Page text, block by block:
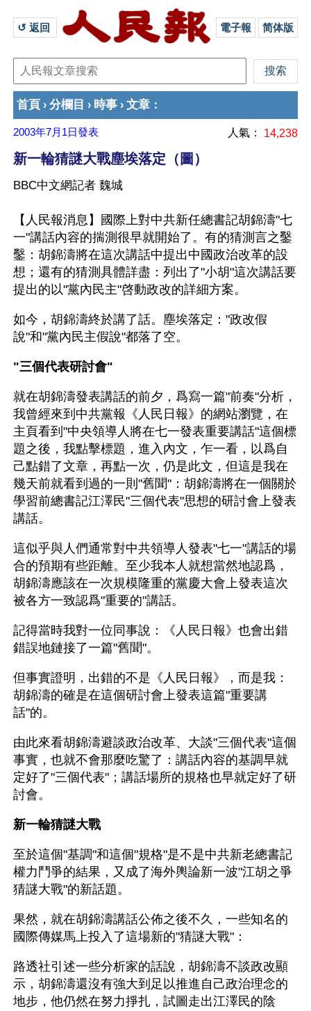
↺ 返回 電子報 简体版
首頁 › 分欄目 › 時事 › 文章 ：
2003年7月1日發表 人氣： 14,238
新一輪猜謎大戰塵埃落定（圖）
BBC中文網記者 魏城
【人民報消息】國際上對中共新任總書記胡錦濤"七
一"講話內容的揣測很早就開始了。有的猜測言之鑿
鑿：胡錦濤將在這次講話中提出中國政治改革的設
想；還有的猜測具體詳盡：列出了"小胡"這次講話要
提出的以"黨內民主"啓動政改的詳細方案。
如今，胡錦濤終於講了話。塵埃落定："政改假
說"和"黨內民主假說"都落了空。
"三個代表研討會"
就在胡錦濤發表講話的前夕，爲寫一篇"前奏"分析，
我曾經來到中共黨報《人民日報》的網站瀏覽，在
主頁看到"中央領導人將在七一發表重要講話"這個標
題之後，我點擊標題，進入內文，乍一看，以爲自
己點錯了文章，再點一次，仍是此文，但這是我在
幾天前就看到過的一則"舊聞"：胡錦濤將在一個關於
學習前總書記江澤民"三個代表"思想的研討會上發表
講話。
這似乎與人們通常對中共領導人發表"七一"講話的場
合的預期有些距離。至少我本人就想當然地認爲，
胡錦濤應該在一次規模隆重的黨慶大會上發表這次
被各方一致認爲"重要的"講話。
記得當時我對一位同事說：《人民日報》也會出錯
錯誤地鏈接了一篇"舊聞"。
但事實證明，出錯的不是《人民日報》，而是我：
胡錦濤的確是在這個研討會上發表這篇"重要講
話"的。
由此來看胡錦濤避談政治改革、大談"三個代表"這個
事實，也就不會那麼吃驚了：講話內容的基調早就
定好了"三個代表"；講話場所的規格也早就定好了研
討會。
新一輪猜謎大戰
至於這個"基調"和這個"規格"是不是中共新老總書記
權力鬥爭的結果，又成了海外輿論新一波"江胡之爭
猜謎大戰"的新話題。
果然，就在胡錦濤講話公佈之後不久，一些知名的
國際傳媒馬上投入了這場新的"猜謎大戰"：
路透社引述一些分析家的話說，胡錦濤不談政改顯
示，胡錦濤還沒有強大到足以推進自己政治理念的
地步，他仍然在努力掙扎，試圖走出江澤民的陰